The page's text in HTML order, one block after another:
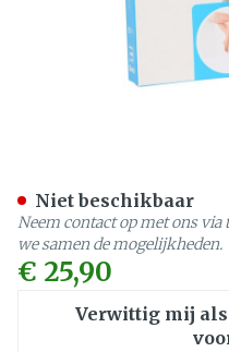
€ 25,90
Verwittig mij
Niet beschikbaar
Neem contact op met ons
we samen de mogelijkheden.